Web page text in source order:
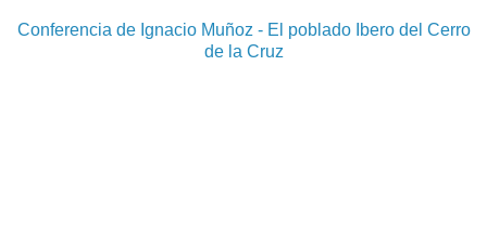
Conferencia de Ignacio Muñoz - El poblado Ibero del Cerro
de la Cruz